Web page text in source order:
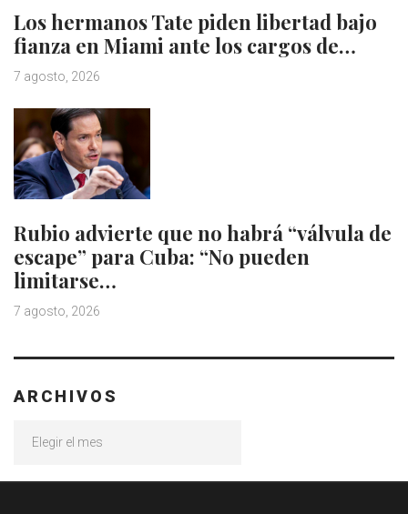
Los hermanos Tate piden libertad bajo
fianza en Miami ante los cargos de…
7 agosto, 2026
Rubio advierte que no habrá “válvula de
escape” para Cuba: “No pueden
limitarse…
7 agosto, 2026
ARCHIVOS